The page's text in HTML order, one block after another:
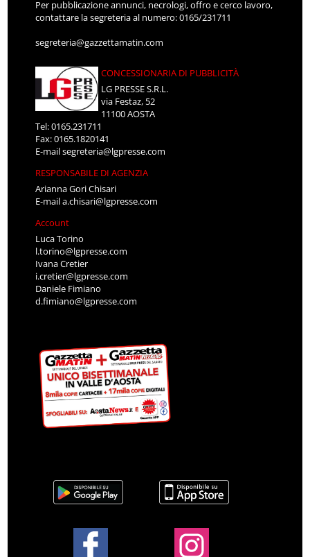
Per pubblicazione annunci, necrologi, offro e cerco lavoro,
contattare la segreteria al numero: 0165/231711
segreteria@gazzettamatin.com
CONCESSIONARIA DI PUBBLICITÀ
LG PRESSE S.R.L.
via Festaz, 52
11100 AOSTA
Tel: 0165.231711
Fax: 0165.1820141
E-mailsegreteria@lgpresse.com
RESPONSABILE DI AGENZIA
Arianna Gori Chisari
E-maila.chisari@lgpresse.com
Account
Luca Torino
l.torino@lgpresse.com
Ivana Cretier
i.cretier@lgpresse.com
Daniele Fimiano
d.fimiano@lgpresse.com